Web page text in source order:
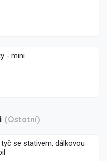
- mini
(Ostatní)
se stativem, dálkovou